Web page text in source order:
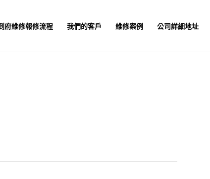
府維修報修流程 我們的客戶 維修案例 公司詳細地址